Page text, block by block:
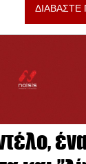
ΔΙΑΒΑΣΤΕ